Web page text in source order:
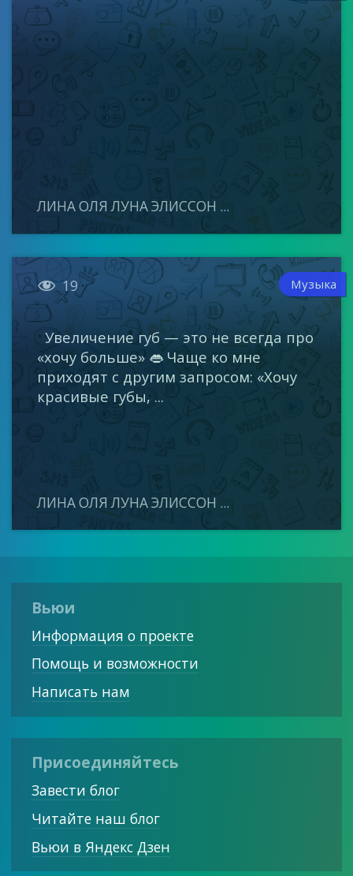
ЛИНА ОЛЯ ЛУНА ЭЛИССОН ...
 19 Музыка
Увеличение губ — это не всегда про
«хочу больше» 👄 Чаще ко мне
приходят с другим запросом: «Хочу
красивые губы, ...
ЛИНА ОЛЯ ЛУНА ЭЛИССОН ...
Вьюи
Информация о проекте
Помощь и возможности
Написать нам
Присоединяйтесь
Завести блог
Читайте наш блог
Вьюи в Яндекс Дзен